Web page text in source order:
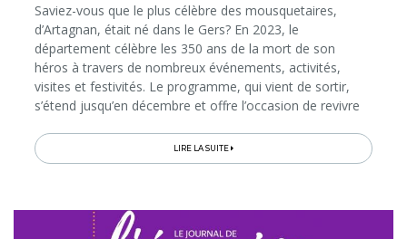
Saviez-vous que le plus célèbre des mousquetaires,
d’Artagnan, était né dans le Gers? En 2023, le
département célèbre les 350 ans de la mort de son
héros à travers de nombreux événements, activités,
visites et festivités. Le programme, qui vient de sortir,
s’étend jusqu’en décembre et offre l’occasion de revivre
de charmes...
LIRE LA SUITE